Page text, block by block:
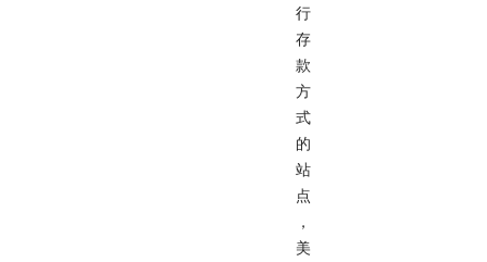
行
存
款
方
式
的
站
点
，
美